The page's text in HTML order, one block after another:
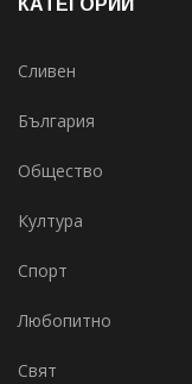
КАТЕГОРИИ
Сливен
България
Общество
Култура
Спорт
Любопитно
Свят